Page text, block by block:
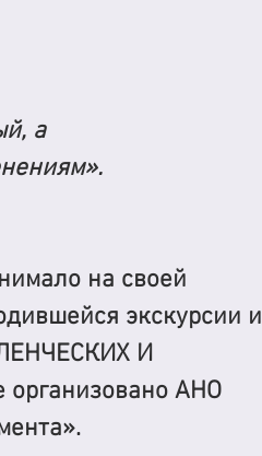
а
на своей
экскурсии и
И
АНО